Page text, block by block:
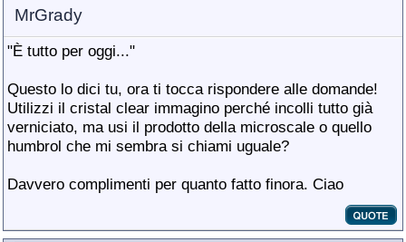
MrGrady
"È tutto per oggi..."
Questo lo dici tu, ora ti tocca rispondere alle domande!
Utilizzi il cristal clear immagino perché incolli tutto già
verniciato, ma usi il prodotto della microscale o quello
humbrol che mi sembra si chiami uguale?
Davvero complimenti per quanto fatto finora. Ciao